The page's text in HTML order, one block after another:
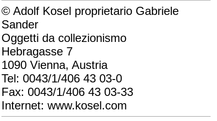
© Adolf Kosel proprietario Gabriele
Sander
Oggetti da collezionismo
Hebragasse 7
1090 Vienna, Austria
Tel: 0043/1/406 43 03-0
Fax: 0043/1/406 43 03-33
Internet: www.kosel.com